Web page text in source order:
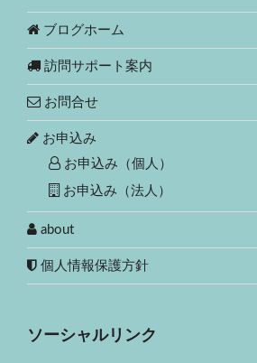
ブログホーム
訪問サポート案内
お問合せ
お申込み
お申込み（個人）
お申込み（法人）
about
個人情報保護方針
ソーシャルリンク